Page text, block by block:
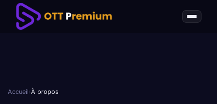
Accueil›À propos